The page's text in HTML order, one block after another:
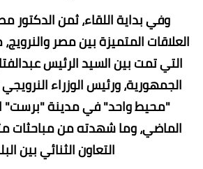
وفي بداية اللقاء، ثمن
العلاقات المتميزة بين مصر
التي تمت بين السيد الرئيس
الجمهورية، ورئيس الوزراء
"محيط واحد" في مدينة "برست"
الماضي، وما شهدته من مباحثات
التعاون الثنائي بين